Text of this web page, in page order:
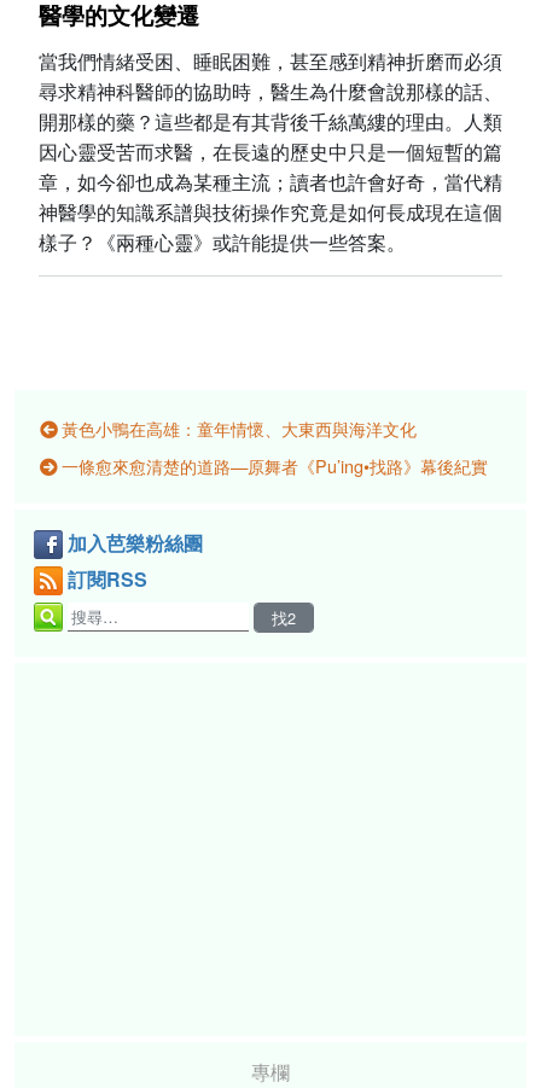
醫學的文化變遷
當我們情緒受困、睡眠困難，甚至感到精神折磨而必須
尋求精神科醫師的協助時，醫生為什麼會說那樣的話、
開那樣的藥？這些都是有其背後千絲萬縷的理由。人類
因心靈受苦而求醫，在長遠的歷史中只是一個短暫的篇
章，如今卻也成為某種主流；讀者也許會好奇，當代精
神醫學的知識系譜與技術操作究竟是如何長成現在這個
樣子？《兩種心靈》或許能提供一些答案。
黃色小鴨在高雄：童年情懷、大東西與海洋文化
一條愈來愈清楚的道路—原舞者《Pu’ing•找路》幕後紀實
加入芭樂粉絲團
訂閱RSS
專欄